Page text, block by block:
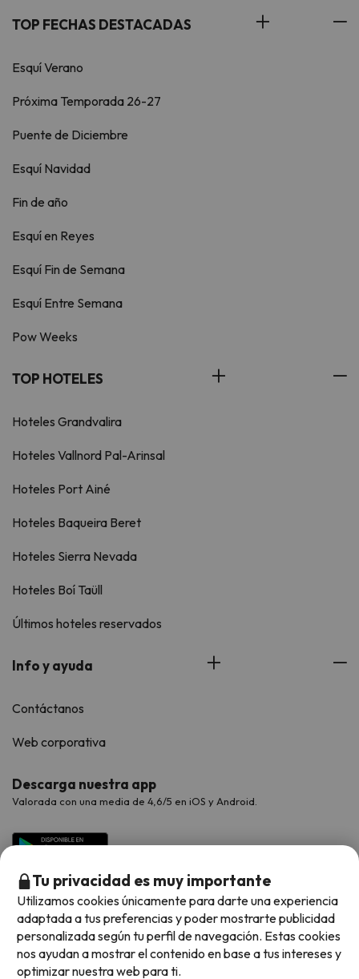
TOP FECHAS DESTACADAS
Esquí Verano
Próxima Temporada 26-27
Puente de Diciembre
Esquí Navidad
Fin de año
Esquí en Reyes
Esquí Fin de Semana
Esquí Entre Semana
Pow Weeks
TOP HOTELES
Hoteles Grandvalira
Hoteles Vallnord Pal-Arinsal
Hoteles Port Ainé
Hoteles Baqueira Beret
Hoteles Sierra Nevada
Hoteles Boí Taüll
Últimos hoteles reservados
Info y ayuda
Contáctanos
Web corporativa
Descarga nuestra app
Valorada con una media de 4,6/5 en iOS y Android.
Métodos de pago disponibles
Tu privacidad es muy importante
Utilizamos cookies únicamente para darte una experiencia
adaptada a tus preferencias y poder mostrarte publicidad
personalizada según tu perfil de navegación. Estas cookies
nos ayudan a mostrar el contenido en base a tus intereses y
optimizar nuestra web para ti.